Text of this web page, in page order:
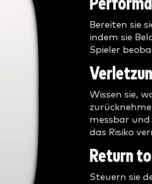
Bereiten sie
indem sie
Spieler
Wissen sie,
messbar
das Risiko
Return
Steuern sie